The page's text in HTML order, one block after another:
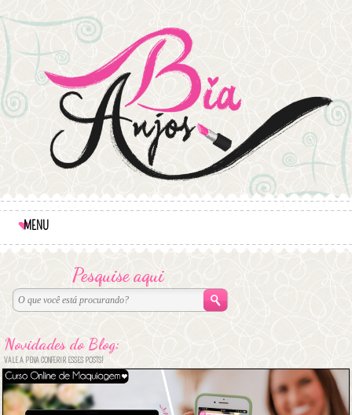
MENU
Pesquise aqui
Novidades do Blog:
VALE A PENA CONFERIR ESSES POSTS!